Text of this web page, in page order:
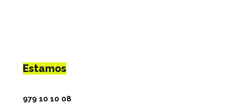
Estamos
979 10 10 08